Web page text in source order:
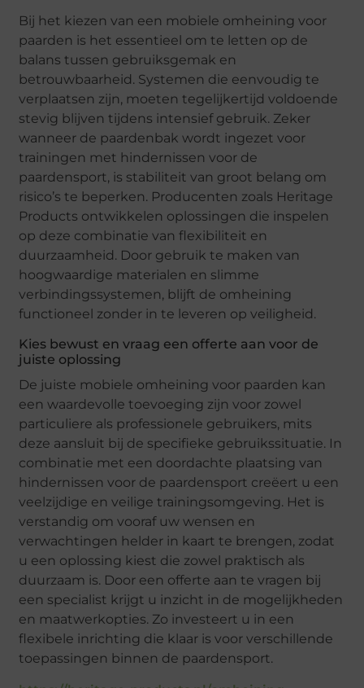
Bij het kiezen van een mobiele omheining voor
paarden is het essentieel om te letten op de
balans tussen gebruiksgemak en
betrouwbaarheid. Systemen die eenvoudig te
verplaatsen zijn, moeten tegelijkertijd voldoende
stevig blijven tijdens intensief gebruik. Zeker
wanneer de paardenbak wordt ingezet voor
trainingen met hindernissen voor de
paardensport, is stabiliteit van groot belang om
risico’s te beperken. Producenten zoals Heritage
Products ontwikkelen oplossingen die inspelen
op deze combinatie van flexibiliteit en
duurzaamheid. Door gebruik te maken van
hoogwaardige materialen en slimme
verbindingssystemen, blijft de omheining
functioneel zonder in te leveren op veiligheid.
Kies bewust en vraag een offerte aan voor de
juiste oplossing
De juiste mobiele omheining voor paarden kan
een waardevolle toevoeging zijn voor zowel
particuliere als professionele gebruikers, mits
deze aansluit bij de specifieke gebruikssituatie. In
combinatie met een doordachte plaatsing van
hindernissen voor de paardensport creëert u een
veelzijdige en veilige trainingsomgeving. Het is
verstandig om vooraf uw wensen en
verwachtingen helder in kaart te brengen, zodat
u een oplossing kiest die zowel praktisch als
duurzaam is. Door een offerte aan te vragen bij
een specialist krijgt u inzicht in de mogelijkheden
en maatwerkopties. Zo investeert u in een
flexibele inrichting die klaar is voor verschillende
toepassingen binnen de paardensport.